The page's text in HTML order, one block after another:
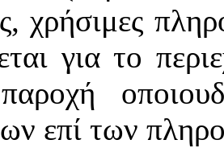
χρήσιμες
για το
επί των